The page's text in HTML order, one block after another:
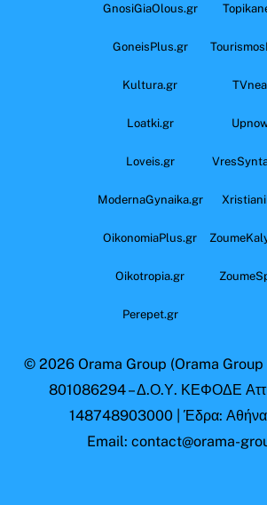
GnosiGiaOlous.gr
GoneisPlus.gr
Kultura.gr
Loatki.gr
Loveis.gr
ModernaGynaika.gr
OikonomiaPlus.gr
Oikotropia.gr
Perepet.gr
© 2026 Orama Group (Orama
801086294 – Δ.Ο.Υ. ΚΕΦΟΔΕ
148748903000 | Έδρα: Αθήνα,
Email: contact@orama-